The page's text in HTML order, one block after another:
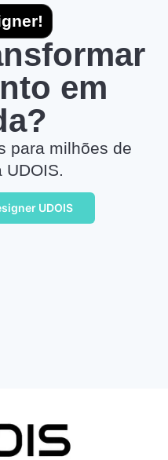
em
para milhões de
UDOIS